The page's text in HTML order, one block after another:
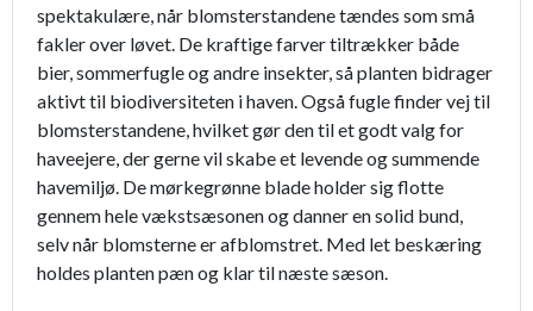
spektakulære, når blomsterstandene tændes som små
fakler over løvet. De kraftige farver tiltrækker både
bier, sommerfugle og andre insekter, så planten bidrager
aktivt til biodiversiteten i haven. Også fugle finder vej til
blomsterstandene, hvilket gør den til et godt valg for
haveejere, der gerne vil skabe et levende og summende
havemiljø. De mørkegrønne blade holder sig flotte
gennem hele vækstsæsonen og danner en solid bund,
selv når blomsterne er afblomstret. Med let beskæring
holdes planten pæn og klar til næste sæson.